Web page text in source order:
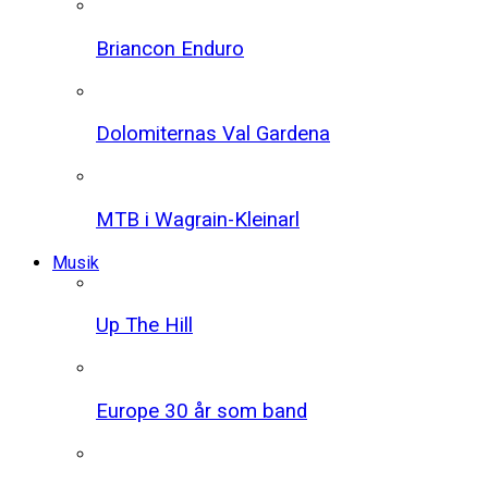
Briancon Enduro
Dolomiternas Val Gardena
MTB i Wagrain-Kleinarl
Musik
Up The Hill
Europe 30 år som band